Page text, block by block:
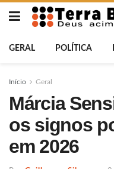
GERAL POLÍTICA
Início Geral
Márcia
os signos
em 2026